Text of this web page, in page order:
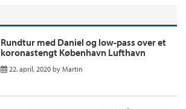
Rundtur med Daniel og low-pass over et
koronastengt København Lufthavn
22. april, 2020 by Martin